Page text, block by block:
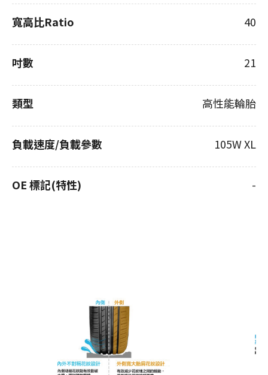
寬高比Ratio 40
吋數 21
類型 高性能輪胎
負載速度/負載參數 105W XL
OE 標記(特性) -